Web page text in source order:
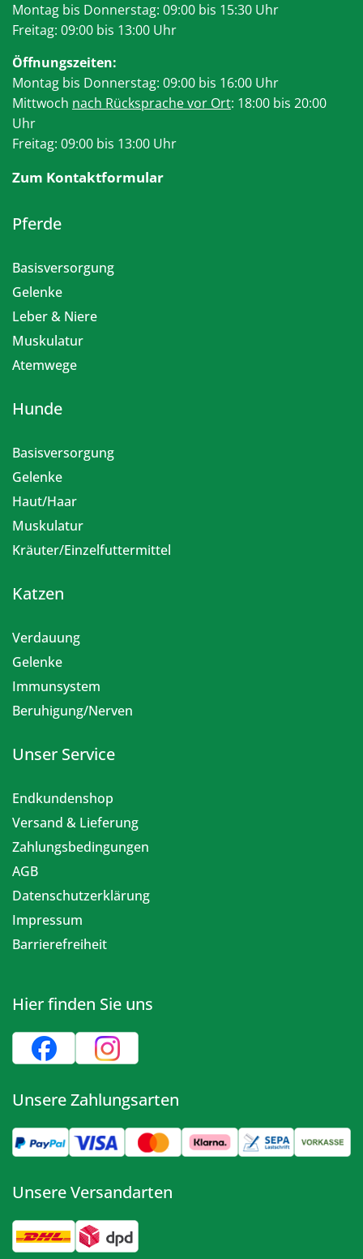
Montag bis Donnerstag: 09:00 bis 15:30 Uhr
Freitag: 09:00 bis 13:00 Uhr
Öffnungszeiten:
Montag bis Donnerstag: 09:00 bis 16:00 Uhr
Mittwoch nach Rücksprache vor Ort: 18:00 bis 20:00
Uhr
Freitag: 09:00 bis 13:00 Uhr
Zum Kontaktformular
Pferde
Basisversorgung
Gelenke
Leber & Niere
Muskulatur
Atemwege
Hunde
Basisversorgung
Gelenke
Haut/Haar
Muskulatur
Kräuter/Einzelfuttermittel
Katzen
Verdauung
Gelenke
Immunsystem
Beruhigung/Nerven
Unser Service
Endkundenshop
Versand & Lieferung
Zahlungsbedingungen
AGB
Datenschutzerklärung
Impressum
Barrierefreiheit
Hier finden Sie uns
Unsere Zahlungsarten
Unsere Versandarten